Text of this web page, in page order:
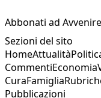
Abbonati ad Avvenire
Sezioni del sito
HomeAttualità
CommentiEconomia
CuraFamiglia
Pubblicazioni